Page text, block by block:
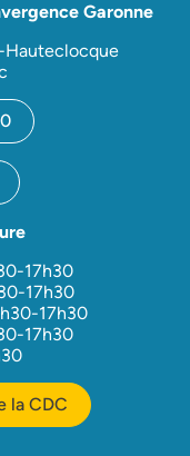
Garonne
Hauteclocque
17h30
17h30
17h30
17h30
la CDC